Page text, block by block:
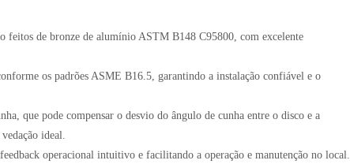
feitos de bronze de alumínio ASTM B148 C95800, com excelente
os padrões ASME B16.5, garantindo a instalação confiável e o
que pode compensar o desvio do ângulo de cunha entre o disco e a
ideal.
operacional intuitivo e facilitando a operação e manutenção no local.